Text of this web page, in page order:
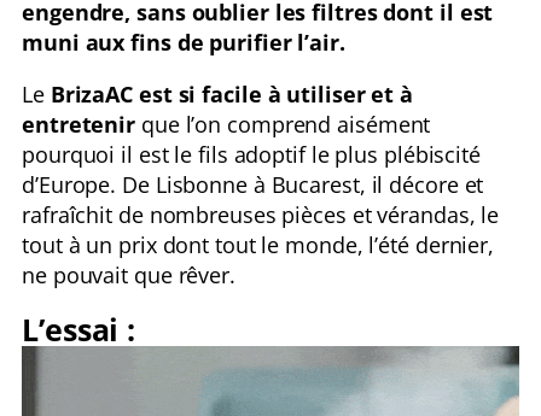
engendre, sans oublier les filtres dont il est
muni aux fins de purifier l’air.
Le BrizaAC est si facile à utiliser et à
entretenir que l’on comprend aisément
pourquoi il est le fils adoptif le plus plébiscité
d’Europe. De Lisbonne à Bucarest, il décore et
rafraîchit de nombreuses pièces et vérandas, le
tout à un prix dont tout le monde, l’été dernier,
ne pouvait que rêver.
L’essai :